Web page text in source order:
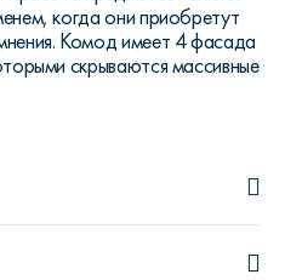
когда они приобретут
Комод имеет 4 фасада
скрываются массивные